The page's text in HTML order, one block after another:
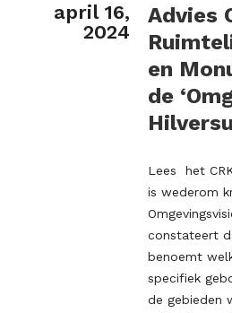
april 16,
2024
Advies
en
de
Lees het
is wederom
constateert
benoemt
specifiek
de gebieden